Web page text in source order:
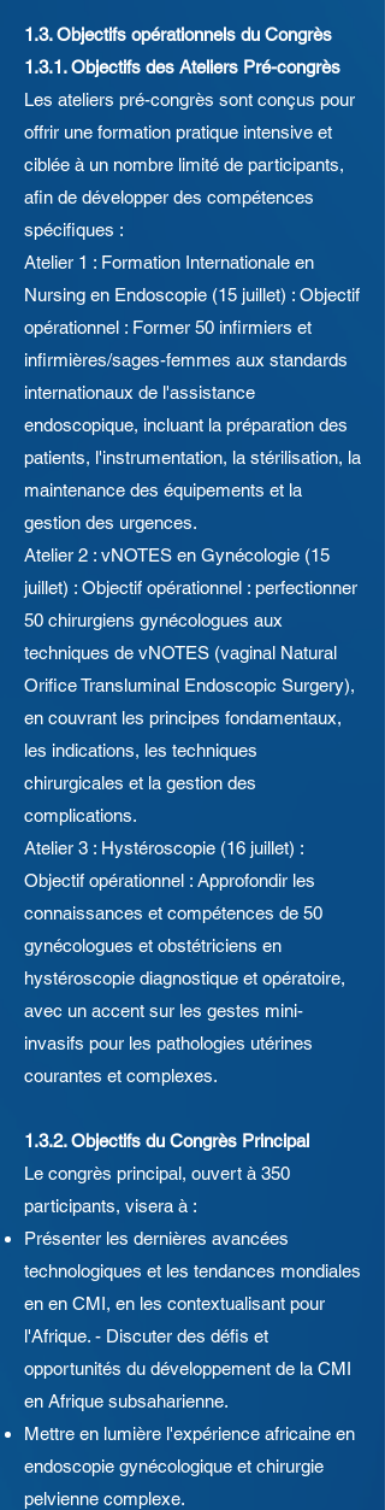
1.3. Objectifs opérationnels du Congrès
1.3.1. Objectifs des Ateliers Pré-congrès
Les ateliers pré-congrès sont conçus pour
offrir une formation pratique intensive et
ciblée à un nombre limité de participants,
afin de développer des compétences
spécifiques :
Atelier 1 : Formation Internationale en
Nursing en Endoscopie (15 juillet) : Objectif
opérationnel : Former 50 infirmiers et
infirmières/sages-femmes aux standards
internationaux de l'assistance
endoscopique, incluant la préparation des
patients, l'instrumentation, la stérilisation, la
maintenance des équipements et la
gestion des urgences.
Atelier 2 : vNOTES en Gynécologie (15
juillet) : Objectif opérationnel : perfectionner
50 chirurgiens gynécologues aux
techniques de vNOTES (vaginal Natural
Orifice Transluminal Endoscopic Surgery),
en couvrant les principes fondamentaux,
les indications, les techniques
chirurgicales et la gestion des
complications.
Atelier 3 : Hystéroscopie (16 juillet) :
Objectif opérationnel : Approfondir les
connaissances et compétences de 50
gynécologues et obstétriciens en
hystéroscopie diagnostique et opératoire,
avec un accent sur les gestes mini-
invasifs pour les pathologies utérines
courantes et complexes.
1.3.2. Objectifs du Congrès Principal
Le congrès principal, ouvert à 350
participants, visera à :
Présenter les dernières avancées
technologiques et les tendances mondiales
en en CMI, en les contextualisant pour
l'Afrique. - Discuter des défis et
opportunités du développement de la CMI
en Afrique subsaharienne.
Mettre en lumière l'expérience africaine en
endoscopie gynécologique et chirurgie
pelvienne complexe.